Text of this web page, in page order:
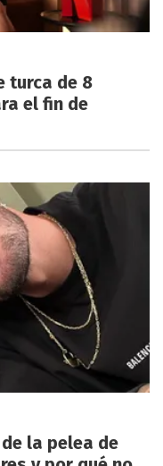
turca de 8
el fin de
la pelea de